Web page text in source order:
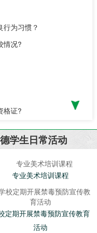
为习惯？
情况?
格证?
行为习惯？
学生日常活动
专业美术培训课程
定期开展禁毒预防宣传教育
活动